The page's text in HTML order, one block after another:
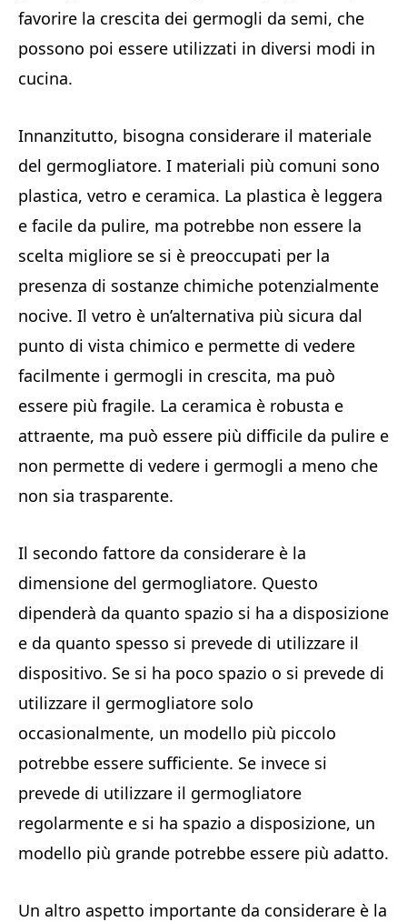
favorire la crescita dei germogli da semi, che
possono poi essere utilizzati in diversi modi in
cucina.
Innanzitutto, bisogna considerare il materiale
del germogliatore. I materiali più comuni sono
plastica, vetro e ceramica. La plastica è leggera
e facile da pulire, ma potrebbe non essere la
scelta migliore se si è preoccupati per la
presenza di sostanze chimiche potenzialmente
nocive. Il vetro è un’alternativa più sicura dal
punto di vista chimico e permette di vedere
facilmente i germogli in crescita, ma può
essere più fragile. La ceramica è robusta e
attraente, ma può essere più difficile da pulire e
non permette di vedere i germogli a meno che
non sia trasparente.
Il secondo fattore da considerare è la
dimensione del germogliatore. Questo
dipenderà da quanto spazio si ha a disposizione
e da quanto spesso si prevede di utilizzare il
dispositivo. Se si ha poco spazio o si prevede di
utilizzare il germogliatore solo
occasionalmente, un modello più piccolo
potrebbe essere sufficiente. Se invece si
prevede di utilizzare il germogliatore
regolarmente e si ha spazio a disposizione, un
modello più grande potrebbe essere più adatto.
Un altro aspetto importante da considerare è la